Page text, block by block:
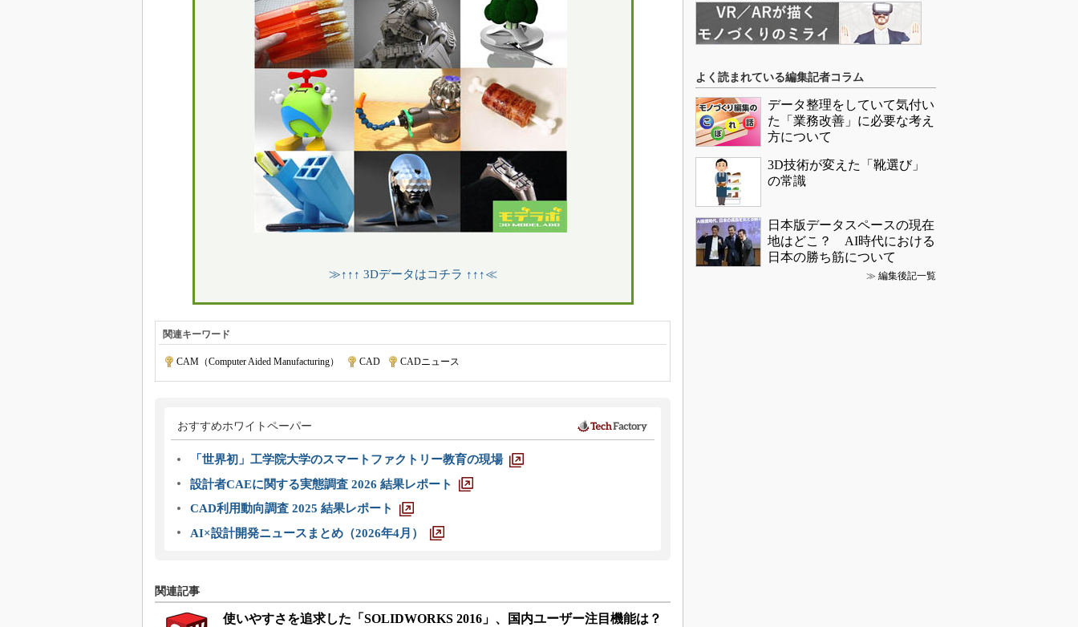
≫↑↑↑ 3Dデータはコチラ ↑↑↑≪
関連キーワード
CAM（Computer Aided Manufacturing） CAD CADニュース
おすすめホワイトペーパー
「世界初」工学院大学のスマートファクトリー教育の現場
設計者CAEに関する実態調査 2026 結果レポート
CAD利用動向調査 2025 結果レポート
AI×設計開発ニュースまとめ（2026年4月）
関連記事
使いやすさを追求した「SOLIDWORKS 2016」、国内ユーザー注目機能は？
よく読まれている編集記者コラム
データ整理をしていて気付い
た「業務改善」に必要な考え
方について
3D技術が変えた「靴選び」
の常識
日本版データスペースの現在
地はどこ？ AI時代における
日本の勝ち筋について
≫ 編集後記一覧